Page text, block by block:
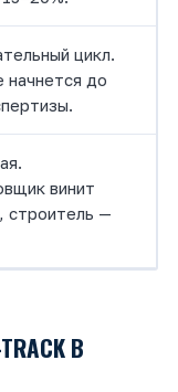
цикл.
начнется до
винит
строитель —
В